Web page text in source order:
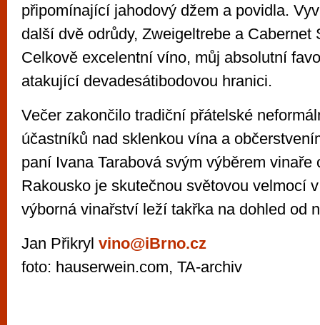
připomínající jahodový džem a povidla.
další dvě odrůdy, Zweigeltrebe a Cabernet
Celkově excelentní víno, můj absolutní
atakující devadesátibodovou hranici.
Večer zakončilo tradiční přátelské
účastníků nad sklenkou vína a
paní Ivana Tarabová svým výběrem vinaře
Rakousko je skutečnou světovou velmocí
výborná vinařství leží takřka na dohled od
Jan Přikryl vino@iBrno.cz
foto: hauserwein.com, TA-archiv